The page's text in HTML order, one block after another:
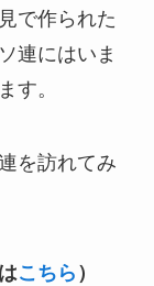
で作られた
連にはいま
す。
を訪れてみ
こちら ）